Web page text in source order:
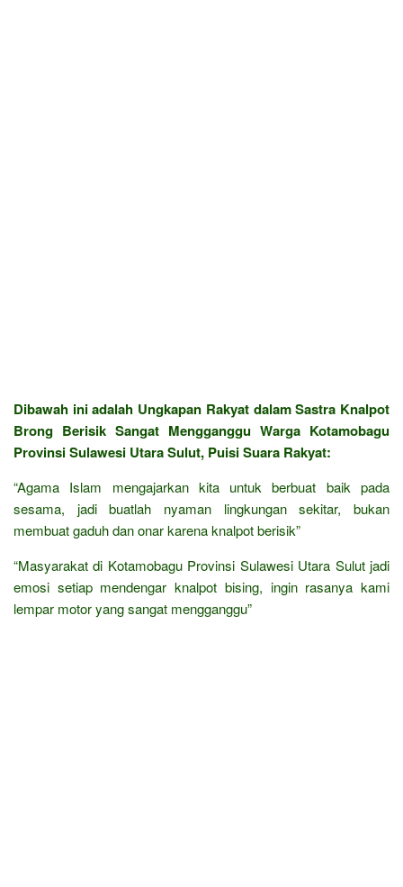
Dibawah ini adalah Ungkapan Rakyat dalam Sastra Knalpot
Brong Berisik Sangat Mengganggu Warga Kotamobagu
Provinsi Sulawesi Utara Sulut, Puisi Suara Rakyat:
“Agama Islam mengajarkan kita untuk berbuat baik pada
sesama, jadi buatlah nyaman lingkungan sekitar, bukan
membuat gaduh dan onar karena knalpot berisik”
“Masyarakat di Kotamobagu Provinsi Sulawesi Utara Sulut jadi
emosi setiap mendengar knalpot bising, ingin rasanya kami
lempar motor yang sangat mengganggu”